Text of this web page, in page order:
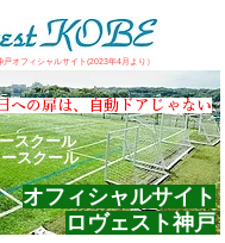
戸オフィシャルサイト(2023年4月より）
への扉は、自動ドアじゃない
スクール
スクール
オフィシャルサイト
ロヴェスト神戸